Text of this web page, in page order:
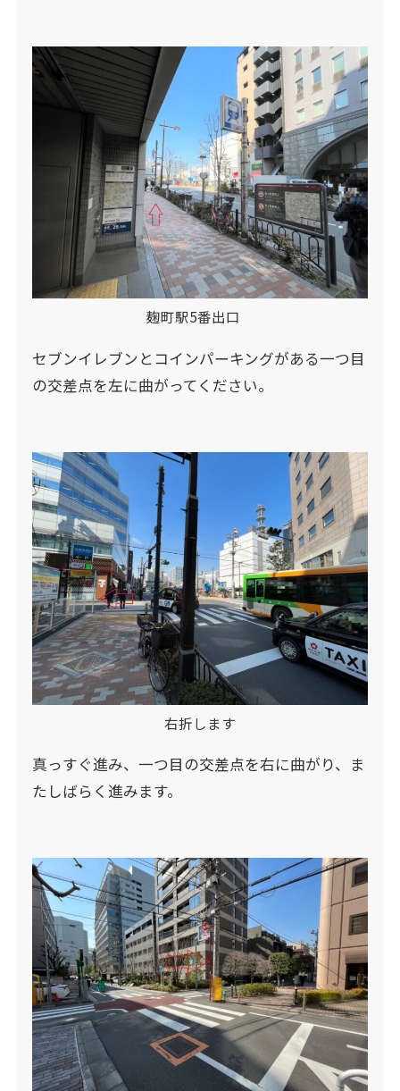
麹町駅5番出口
セブンイレブンとコインパーキングがある一つ目
の交差点を左に曲がってください。
右折します
真っすぐ進み、一つ目の交差点を右に曲がり、ま
たしばらく進みます。